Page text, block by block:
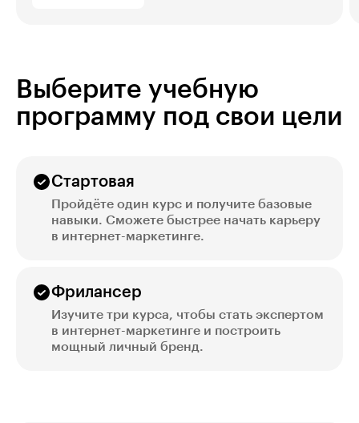
Выберите учебную
программу под свои цели
Стартовая
Пройдёте один курс и получите базовые
навыки. Сможете быстрее начать карьеру
в интернет-маркетинге.
Фрилансер
Изучите три курса, чтобы стать экспертом
в интернет-маркетинге и построить
мощный личный бренд.